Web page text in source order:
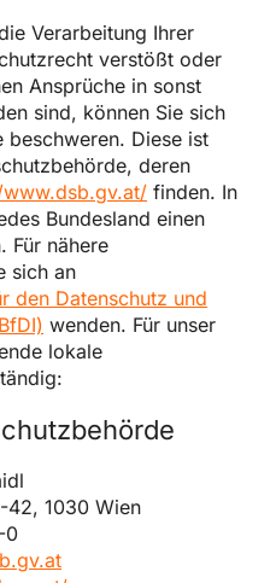
Verarbeitung Ihrer
verstößt oder
Ansprüche in sonst
sind, können Sie sich
Diese ist
deren
finden. In
Bundesland einen
Für nähere
sich an
den Datenschutz und
wenden. Für unser
lokale
42, 1030 Wien
0